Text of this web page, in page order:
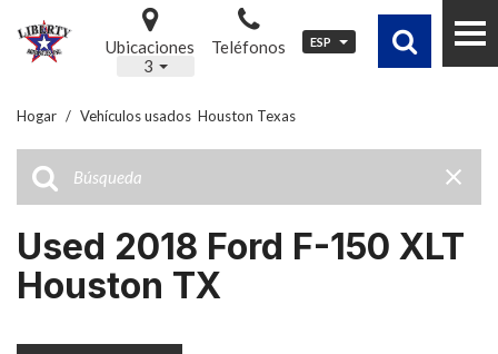
Ubicaciones
3
Teléfonos ESP
Hogar / Vehículos usados ​ Houston Texas
Used 2018 Ford F-150 XLT
Houston TX